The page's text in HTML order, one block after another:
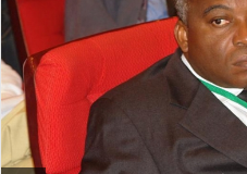
r
n